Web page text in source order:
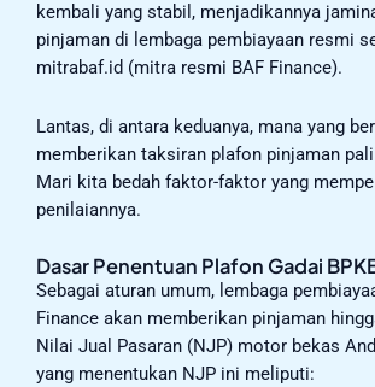
kembali yang stabil, menjadikannya
pinjaman di lembaga pembiayaan resmi
mitrabaf.id (mitra resmi BAF Finance).
Lantas, di antara keduanya, mana yang
memberikan taksiran plafon pinjaman
Mari kita bedah faktor-faktor yang
penilaiannya.
Dasar Penentuan Plafon Gadai
Sebagai aturan umum, lembaga
Finance akan memberikan pinjaman
Nilai Jual Pasaran (NJP) motor bekas
yang menentukan NJP ini meliputi: